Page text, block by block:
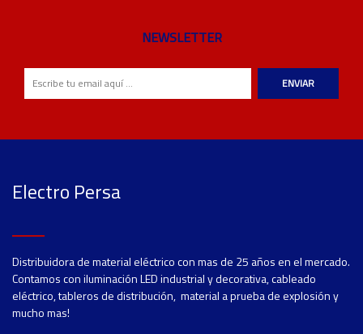
NEWSLETTER
ENVIAR
Electro Persa
Distribuidora de material eléctrico con mas de 25 años en el mercado.
Contamos con iluminación LED industrial y decorativa, cableado
eléctrico, tableros de distribución, material a prueba de explosión y
mucho mas!